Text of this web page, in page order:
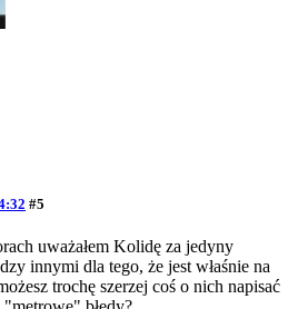
#5
uważałem Kolidę za jedyny
innymi dla tego, że jest właśnie na
trochę szerzej coś o nich napisać